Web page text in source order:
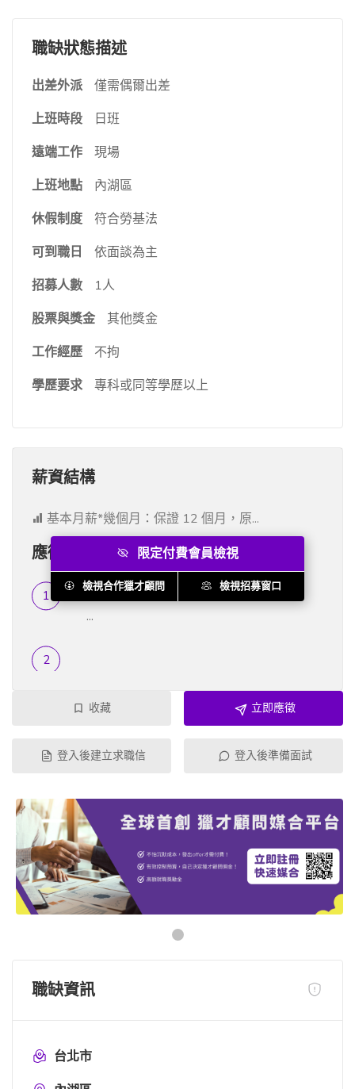
職缺狀態描述
出差外派
僅需偶爾出差
上班時段
日班
遠端工作
現場
上班地點
內湖區
休假制度
符合勞基法
可到職日
依面談為主
招募人數
1人
股票與獎金
其他獎金
工作經歷
不拘
學歷要求
專科或同等學歷以上
薪資結構
基本月薪*幾個月：保證 12 個月，原...
應徵流程
履歷篩選
...
限定付費會員檢視
檢視合作獵才顧問 檢視招募窗口
收藏 立即應徵
登入後建立求職信 登入後準備面試
職缺資訊
台北市